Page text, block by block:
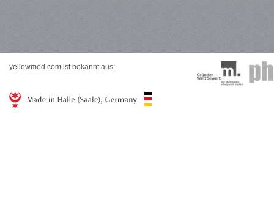
yellowmed.com ist bekannt aus: